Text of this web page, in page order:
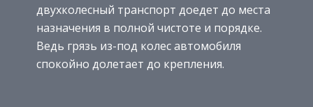
двухколесный транспорт доедет до места
назначения в полной чистоте и порядке.
Ведь грязь из-под колес автомобиля
спокойно долетает до крепления.